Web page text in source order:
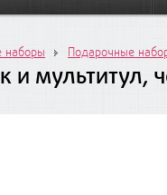
наборы Подарочные
и мультитул,